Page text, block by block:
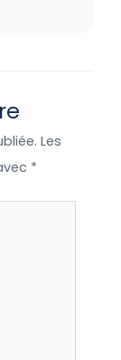
Les
*